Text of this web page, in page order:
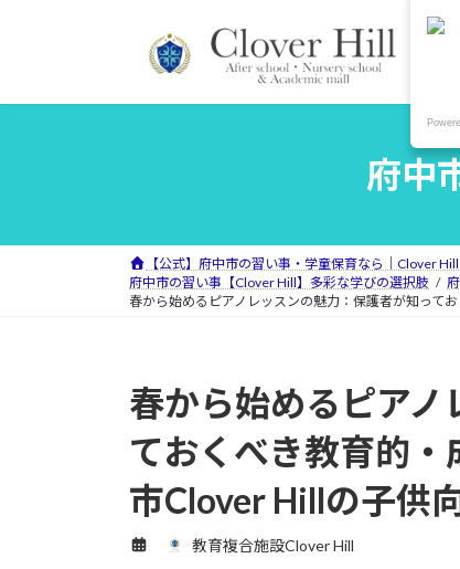
プ
動
府中
【公式】府中市の習い事・学童保育なら｜Clover
府中市の習い事【Clover Hill】多彩な学びの選択肢
春から始めるピアノレッスンの魅力：保護者が知って
春から始めるピアノ
ておくべき教育的
市Clover Hillの子供
教育複合施設Clover Hill